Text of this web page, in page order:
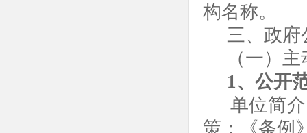
构名称。
三、政
（一）
1、公开
单位简
策 ；
《条